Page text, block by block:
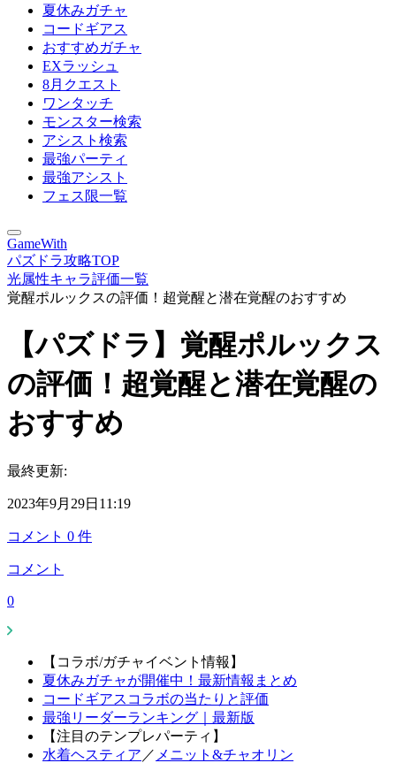
夏休みガチャ
コードギアス
おすすめガチャ
EXラッシュ
8月クエスト
ワンタッチ
モンスター検索
アシスト検索
最強パーティ
最強アシスト
フェス限一覧
GameWith
パズドラ攻略TOP
光属性キャラ評価一覧
覚醒ポルックスの評価！超覚醒と潜在覚醒のおすすめ
【パズドラ】覚醒ポルックス
の評価！超覚醒と潜在覚醒の
おすすめ
最終更新:
2023年9月29日11:19
コメント 0 件
コメント
0
【コラボ/ガチャイベント情報】
夏休みガチャが開催中！最新情報まとめ
コードギアスコラボの当たりと評価
最強リーダーランキング｜最新版
【注目のテンプレパーティ】
水着ヘスティア ／ メニット&チャオリン